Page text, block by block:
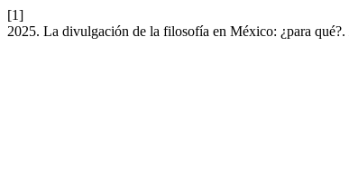
[1]
2025. La divulgación de la filosofía en México: ¿para qué?.